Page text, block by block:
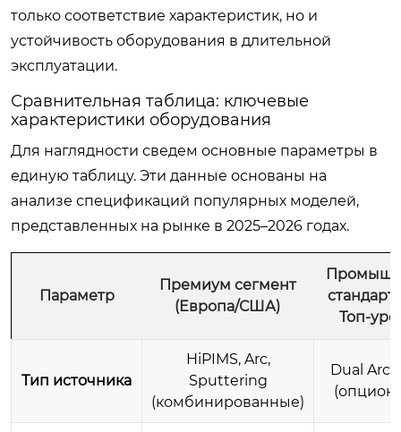
только соответствие характеристик, но и
устойчивость оборудования в длительной
эксплуатации.
Сравнительная таблица: ключевые
характеристики оборудования
Для наглядности сведем основные параметры в
единую таблицу. Эти данные основаны на
анализе спецификаций популярных моделей,
представленных на рынке в 2025–2026 годах.
Параметр
Премиум сегмент
(Европа/США)
стандарт
Топ-
Тип источника
HiPIMS, Arc,
Sputtering
(комбинированные)
Dual Arc,